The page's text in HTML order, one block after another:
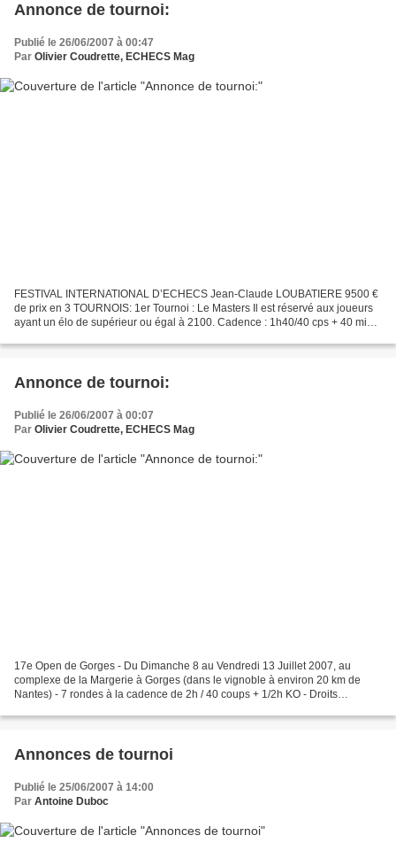
Annonce de tournoi:
Publié le 26/06/2007 à 00:47
Par Olivier Coudrette, ECHECS Mag
FESTIVAL INTERNATIONAL D’ECHECS Jean-Claude LOUBATIERE 9500 €
de prix en 3 TOURNOIS: 1er Tournoi : Le Masters Il est réservé aux joueurs
ayant un élo de supérieur ou égal à 2100. Cadence : 1h40/40 cps + 40 min +
Annonce de tournoi:
Publié le 26/06/2007 à 00:07
Par Olivier Coudrette, ECHECS Mag
17e Open de Gorges - Du Dimanche 8 au Vendredi 13 Juillet 2007, au
complexe de la Margerie à Gorges (dans le vignoble à environ 20 km de
Nantes) - 7 rondes à la cadence de 2h / 40 coups + 1/2h KO - Droits
Annonces de tournoi
Publié le 25/06/2007 à 14:00
Par Antoine Duboc